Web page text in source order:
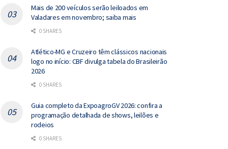
Mais de 200 veículos serão leiloados em
Valadares em novembro; saiba mais
0 SHARES
Atlético-MG e Cruzeiro têm clássicos nacionais
logo no início: CBF divulga tabela do Brasileirão
2026
0 SHARES
Guia completo da ExpoagroGV 2026: confira a
programação detalhada de shows, leilões e
rodeios
0 SHARES